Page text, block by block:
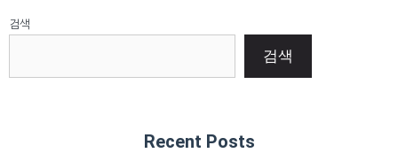
검색
검색
Recent Posts